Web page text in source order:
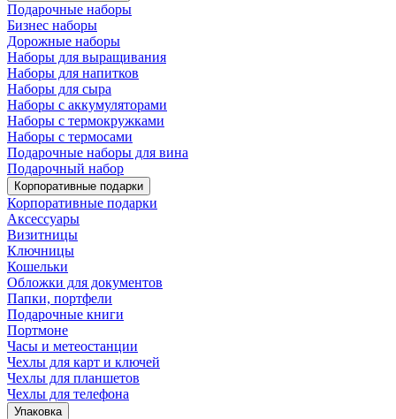
Подарочные наборы
Бизнес наборы
Дорожные наборы
Наборы для выращивания
Наборы для напитков
Наборы для сыра
Наборы с аккумуляторами
Наборы с термокружками
Наборы с термосами
Подарочные наборы для вина
Подарочный набор
Корпоративные подарки
Корпоративные подарки
Аксессуары
Визитницы
Ключницы
Кошельки
Обложки для документов
Папки, портфели
Подарочные книги
Портмоне
Часы и метеостанции
Чехлы для карт и ключей
Чехлы для планшетов
Чехлы для телефона
Упаковка